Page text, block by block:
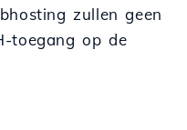
zullen geen
toegang op de